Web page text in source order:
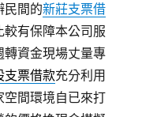
民間的新莊支票借
有保障本公司服
轉資金現場丈量專
支票借款充分利用
空間環境自已來打